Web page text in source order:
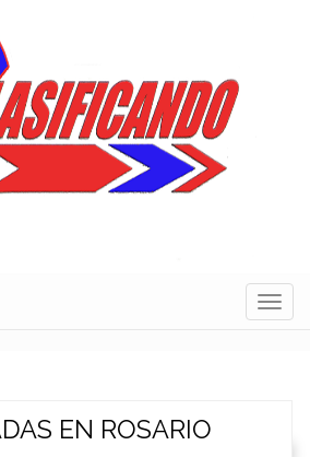
EN ROSARIO